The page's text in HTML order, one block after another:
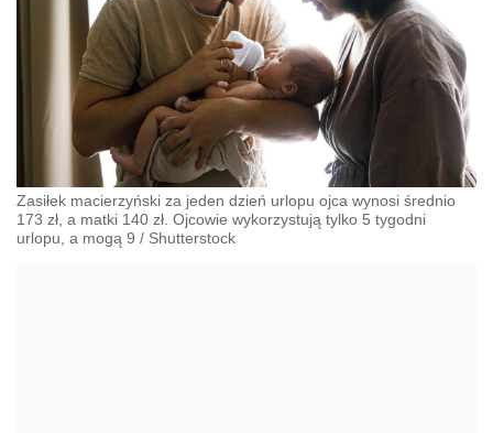
Zasiłek macierzyński za jeden dzień urlopu ojca wynosi średnio
173 zł, a matki 140 zł. Ojcowie wykorzystują tylko 5 tygodni
urlopu, a mogą 9 / Shutterstock